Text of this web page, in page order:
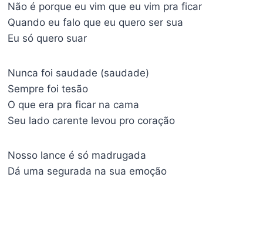
Não é porque eu vim que eu vim pra ficar
Quando eu falo que eu quero ser sua
Eu só quero suar
Nunca foi saudade (saudade)
Sempre foi tesão
O que era pra ficar na cama
Seu lado carente levou pro coração
Nosso lance é só madrugada
Dá uma segurada na sua emoção